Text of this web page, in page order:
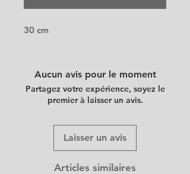
30 cm
Aucun avis pour le moment
Partagez votre expérience, soyez le
premier à laisser un avis.
Laisser un avis
Articles similaires